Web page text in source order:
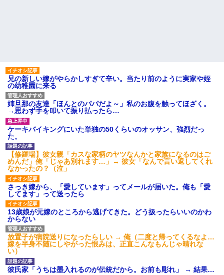
兄の新しい嫁がやらかしすぎて辛い。当たり前のように実家や姪
の幼稚園に来る
姉旦那の友達「ほんとのパパだよ～」私のお腹を触ってほざく。
→思わず手を叩いて振り払ったら…
ケーキバイキングにいた単独の50くらいのオッサン、強烈だっ
た。
【修羅場】彼女親「カスな家柄のヤツなんかと家族になるのはご
めんだ」俺「じゃあ別れます…」→ 彼女「なんで言い返してくれ
なかったの？（泣」
さっき嫁から、「愛しています」ってメールが届いた。俺も「愛
してます」って送ったら
13歳娘が元嫁のところから逃げてきた。どう扱ったらいいのかわ
からない
放置子が病院送りになったらしい → 俺（二度と帰ってくるなよ…
嫁を半身不随にしやがった恨みは、正直こんなもんじゃ晴れな
い）
彼氏家「うちは墨入れるのが伝統だから。お前も彫れ」 → 結果…